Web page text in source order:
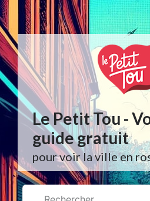
Aller
au
contenu
Le Petit Tou -
guide gratuit
pour voir la ville en